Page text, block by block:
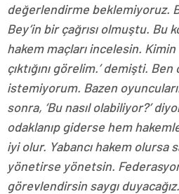
değerlendirme beklemiyoruz.
Bey’in bir çağrısı olmuştu. Bu
hakem maçları incelesin.
çıktığını görelim.’ demişti.
istemiyorum. Bazen
sonra, ‘Bu nasıl olabiliyor?’
odaklanıp giderse hem
iyi olur. Yabancı hakem olursa
yönetirse yönetsin.
görevlendirsin saygı